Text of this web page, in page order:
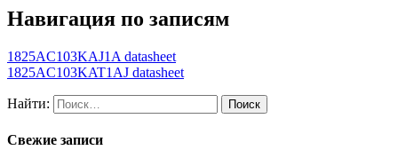
Навигация по записям
1825AC103KAJ1A datasheet
1825AC103KAT1AJ datasheet
Найти:
Свежие записи